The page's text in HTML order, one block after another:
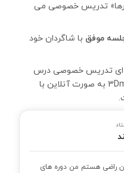
تدریس خصوصی می
با شاگردان خود
90 دقیقه ای تدریس خصوصی درس
نرم‌افزار تری دی مکس 3Dmax به صورت آنلاین با
راضی هستم من دوره های